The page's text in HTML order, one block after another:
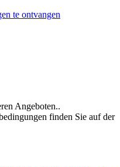
te ontvangen
Angeboten..
finden Sie auf der